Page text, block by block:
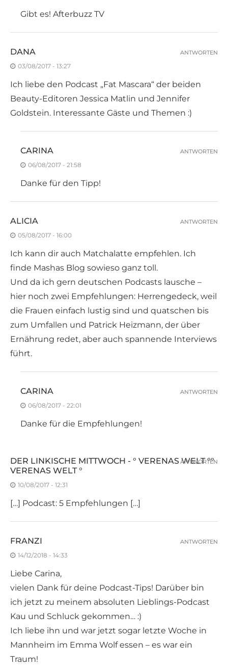
Gibt es! Afterbuzz TV
DANA
03/08/2017 - 13:27
Ich liebe den Podcast „Fat Mascara“ der beiden
Beauty-Editoren Jessica Matlin und Jennifer
Goldstein. Interessante Gäste und Themen :)
ANTWORTEN
CARINA
06/08/2017 - 21:58
Danke für den Tipp!
ANTWORTEN
ALICIA
05/08/2017 - 16:00
Ich kann dir auch Matchalatte empfehlen. Ich
finde Mashas Blog sowieso ganz toll.
Und da ich gern deutschen Podcasts lausche –
hier noch zwei Empfehlungen: Herrengedeck, weil
die Frauen einfach lustig sind und quatschen bis
zum Umfallen und Patrick Heizmann, der über
Ernährung redet, aber auch spannende Interviews
führt.
ANTWORTEN
CARINA
06/08/2017 - 22:01
Danke für die Empfehlungen!
ANTWORTEN
DER LINKISCHE MITTWOCH - ° VERENAS WELT °°
VERENAS WELT °
10/08/2017 - 12:31
[…] Podcast: 5 Empfehlungen […]
ANTWORTEN
FRANZI
14/12/2018 - 14:33
Liebe Carina,
vielen Dank für deine Podcast-Tips! Darüber bin
ich jetzt zu meinem absoluten Lieblings-Podcast
Kau und Schluck gekommen… :)
Ich liebe ihn und war jetzt sogar letzte Woche in
Mannheim im Emma Wolf essen – es war ein
Traum!
ANTWORTEN